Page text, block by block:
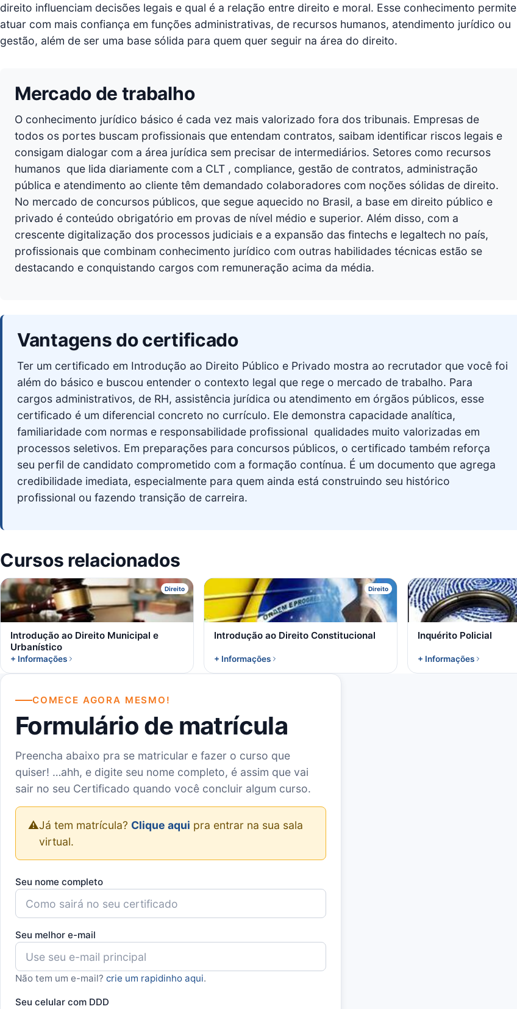
direito influenciam decisões legais e qual é a relação entre direito e moral. Esse conhecimento permite
atuar com mais confiança em funções administrativas, de recursos humanos, atendimento jurídico ou
gestão, além de ser uma base sólida para quem quer seguir na área do direito.
Mercado de trabalho
O conhecimento jurídico básico é cada vez mais valorizado fora dos tribunais. Empresas de
todos os portes buscam profissionais que entendam contratos, saibam identificar riscos legais e
consigam dialogar com a área jurídica sem precisar de intermediários. Setores como recursos
humanos  que lida diariamente com a CLT , compliance, gestão de contratos, administração
pública e atendimento ao cliente têm demandado colaboradores com noções sólidas de direito.
No mercado de concursos públicos, que segue aquecido no Brasil, a base em direito público e
privado é conteúdo obrigatório em provas de nível médio e superior. Além disso, com a
crescente digitalização dos processos judiciais e a expansão das fintechs e legaltech no país,
profissionais que combinam conhecimento jurídico com outras habilidades técnicas estão se
destacando e conquistando cargos com remuneração acima da média.
Vantagens do certificado
Ter um certificado em Introdução ao Direito Público e Privado mostra ao recrutador que você foi
além do básico e buscou entender o contexto legal que rege o mercado de trabalho. Para
cargos administrativos, de RH, assistência jurídica ou atendimento em órgãos públicos, esse
certificado é um diferencial concreto no currículo. Ele demonstra capacidade analítica,
familiaridade com normas e responsabilidade profissional  qualidades muito valorizadas em
processos seletivos. Em preparações para concursos públicos, o certificado também reforça
seu perfil de candidato comprometido com a formação contínua. É um documento que agrega
credibilidade imediata, especialmente para quem ainda está construindo seu histórico
profissional ou fazendo transição de carreira.
Cursos relacionados
Direito
I
Introdução ao Direito Municipal e
Urbanístico
+ Informações
Direito
I
Introdução ao Direito Constitucional
+ Informações
I
Inquérito Policial
+ Informações
COMECE AGORA MESMO!
Formulário de matrícula
Preencha abaixo pra se matricular e fazer o curso que
quiser! …ahh, e digite seu nome completo, é assim que vai
sair no seu Certificado quando você concluir algum curso.
⚠️Já tem matrícula? Clique aqui pra entrar na sua sala
virtual.
Seu nome completo
Seu melhor e-mail
Não tem um e-mail? crie um rapidinho aqui.
Seu celular com DDD